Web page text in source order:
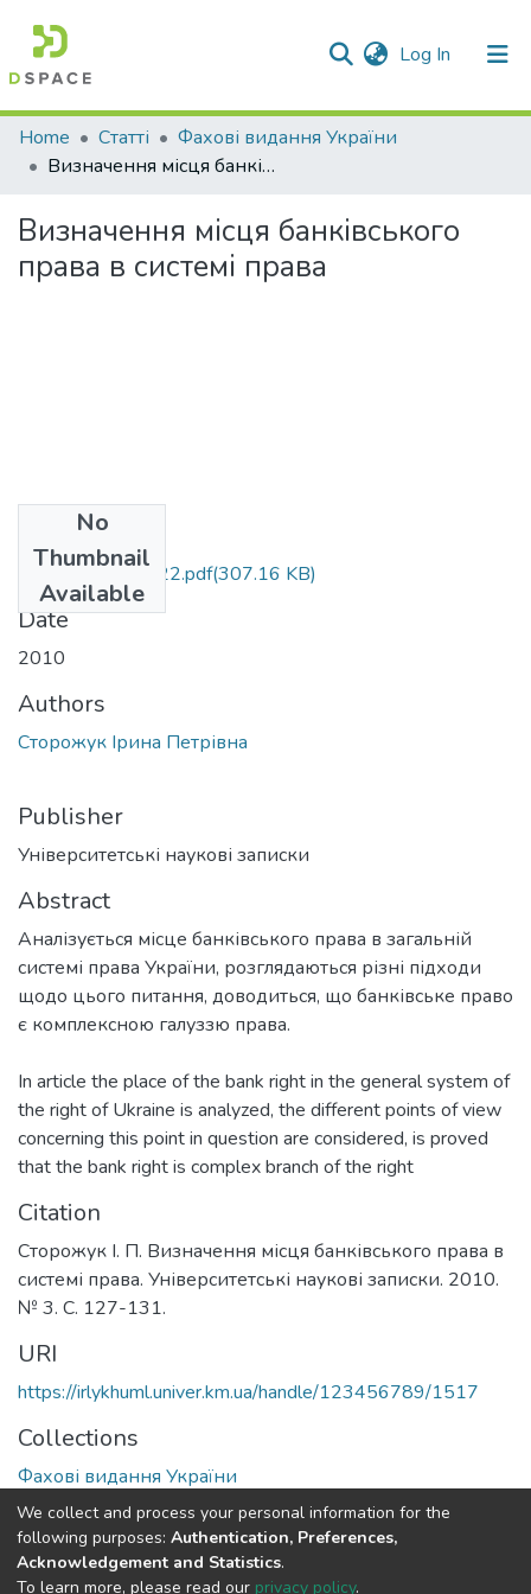
Log In (current)
Communities & Collections
Statistics
Home Статті
Фахові видання України
Визначення місця банківського права в системі права
Визначення місця банківського
права в системі права
No
Thumbnail
Available
Unzap_2010_3_22.pdf(307.16 KB)
Date
2010
Authors
Сторожук Ірина Петрівна
Publisher
Університетські наукові записки
Abstract
Аналізується місце банківського права в загальній
системі права України, розглядаються різні підходи
щодо цього питання, доводиться, що банківське право
є комплексною галуззю права.
In article the place of the bank right in the general system of
the right of Ukraine is analyzed, the different points of view
concerning this point in question are considered, is proved
that the bank right is complex branch of the right
Citation
Сторожук І. П. Визначення місця банківського права в
системі права. Університетські наукові записки. 2010.
№ 3. С. 127-131.
URI
https://irlykhuml.univer.km.ua/handle/123456789/1517
Collections
Фахові видання України
Full item page
We collect and process your personal information for the
following purposes: Authentication, Preferences,
Acknowledgement and Statistics.
To learn more, please read our privacy policy.